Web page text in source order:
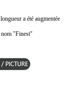
a été augmentée
nom "Finest"